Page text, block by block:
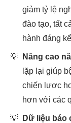
giảm tỷ lệ
đào tạo, tất
hành đáng
💡 Nâng cao
lặp lại giúp
chiến lược
hơn với các
💡 Dữ liệu báo